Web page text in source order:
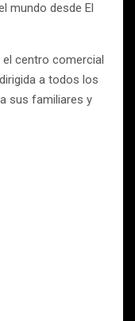
mundo desde El
centro comercial
a todos los
sus familiares y